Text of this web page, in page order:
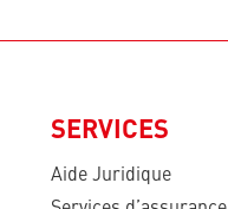
SERVICES
Aide Juridique